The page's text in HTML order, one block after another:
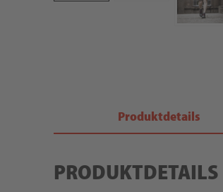
Produktdetails
PRODUKTDETAILS